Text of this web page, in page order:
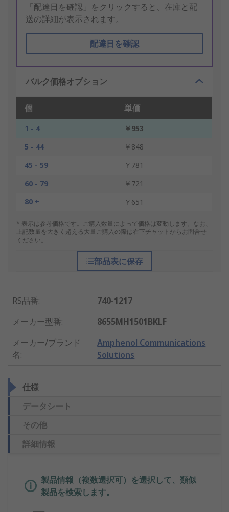
「配達日を確認」をクリックすると、在庫と配
送の詳細が表示されます。
配達日を確認
バルク価格オプション
個 単価
1 - 4
￥953
5 - 44
￥848
45 - 59
￥781
60 - 79
￥721
80 +
￥651
* 表示は参考価格です。ご購入数量によって価格は変動します。なお、
上記数量を大きく超える大量ご購入の際は右下チャットからお問合せ
ください。
部品表に保存
RS品番:
740-1217
メーカー型番:
8655MH1501BKLF
メーカー/ブランド
名:
Amphenol Communications
Solutions
仕様
データシート
その他
詳細情報
製品情報（複数選択可）を選択して、類似
製品を検索します。